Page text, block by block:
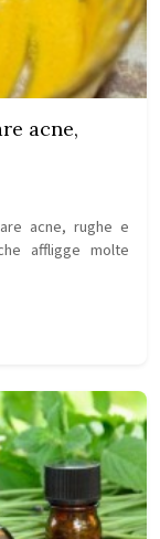
acne,
acne, rughe e
affligge molte